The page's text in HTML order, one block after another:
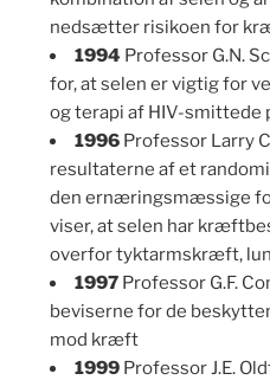
nedsætter risikoen for
1994 Professor G.N.
for, at selen er vigtig for
og terapi af HIV-smittede
1996 Professor Larry
resultaterne af et
den ernæringsmæssige
viser, at selen har
overfor tyktarmskræft,
1997 Professor G.F.
beviserne for de
mod kræft
1999 Professor J.E.